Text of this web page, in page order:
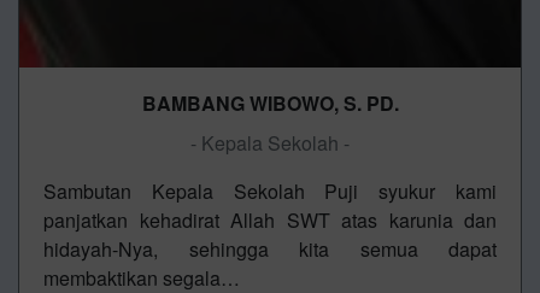
BAMBANG WIBOWO, S. PD.
- Kepala Sekolah -
Sambutan Kepala Sekolah Puji syukur kami
panjatkan kehadirat Allah SWT atas karunia dan
hidayah-Nya, sehingga kita semua dapat
membaktikan segala…